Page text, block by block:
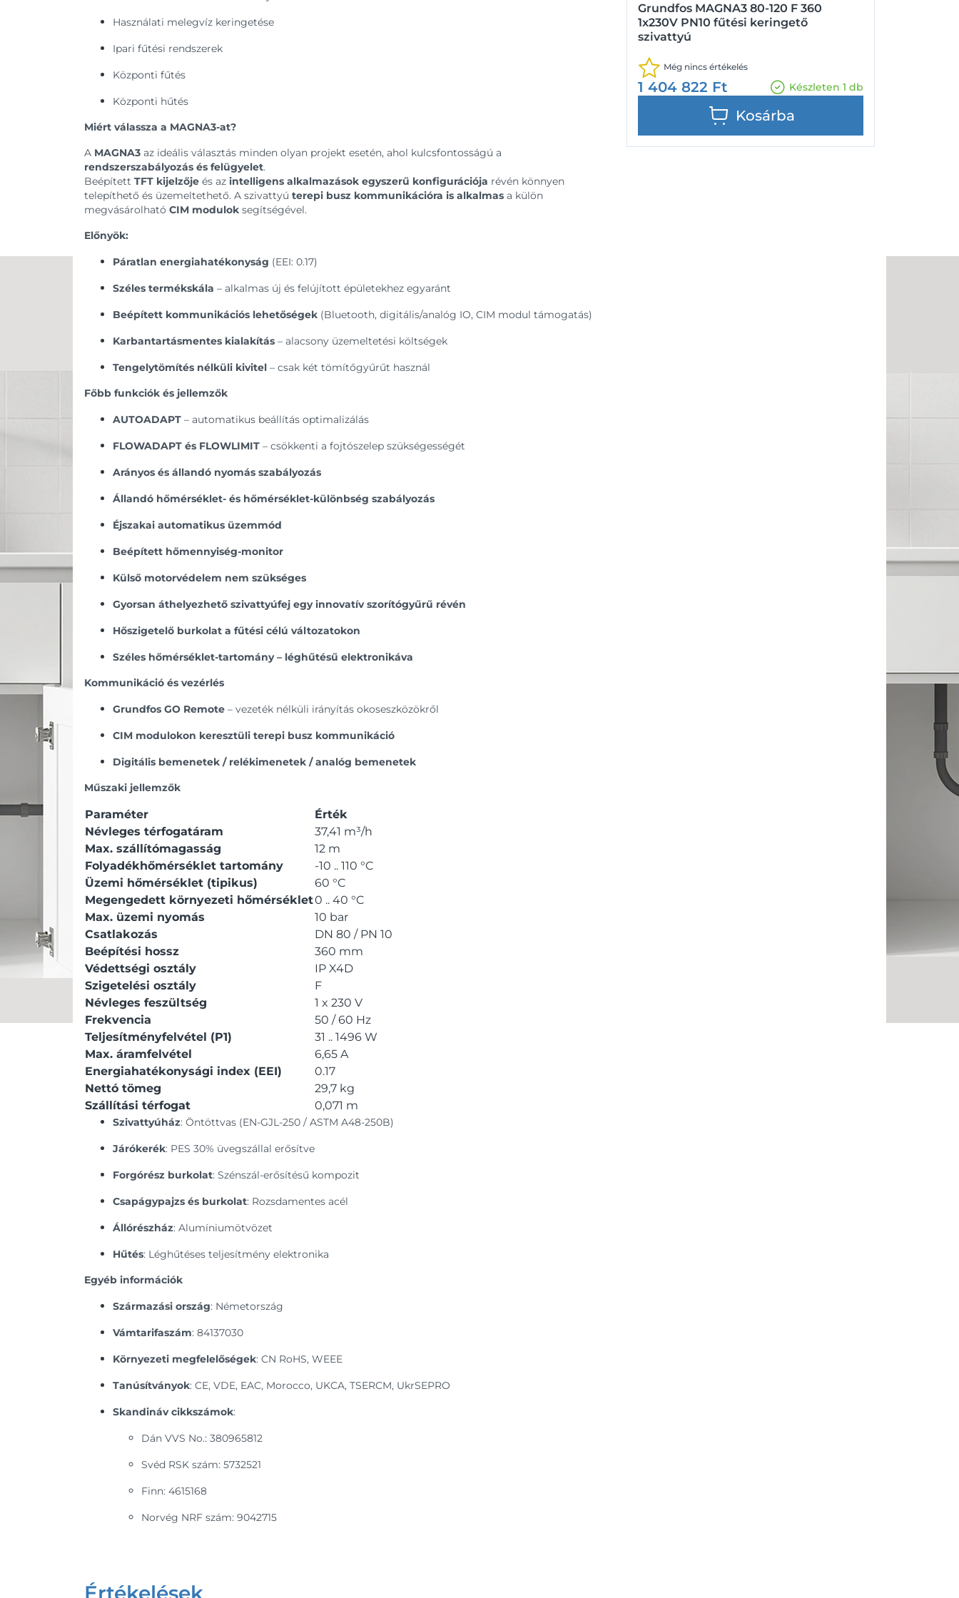
Grundfos MAGNA3 80-120 F 360
1x230V PN10 fűtési keringető
szivattyú
Még nincs értékelés
1 404 822 Ft Készleten 1 db
Kosárba
Használati melegvíz keringetése
Ipari fűtési rendszerek
Központi fűtés
Központi hűtés
Miért válassza a MAGNA3-at?
A MAGNA3 az ideális választás minden olyan projekt esetén, ahol kulcsfontosságú a
rendszerszabályozás és felügyelet.
Beépített TFT kijelzője és az intelligens alkalmazások egyszerű konfigurációja révén könnyen
telepíthető és üzemeltethető. A szivattyú terepi busz kommunikációra is alkalmas a külön
megvásárolható CIM modulok segítségével.
Előnyök:
Páratlan energiahatékonyság (EEI: 0.17)
Széles termékskála – alkalmas új és felújított épületekhez egyaránt
Beépített kommunikációs lehetőségek (Bluetooth, digitális/analóg IO, CIM modul támogatás)
Karbantartásmentes kialakítás – alacsony üzemeltetési költségek
Tengelytömítés nélküli kivitel – csak két tömítőgyűrűt használ
Főbb funkciók és jellemzők
AUTOADAPT – automatikus beállítás optimalizálás
FLOWADAPT és FLOWLIMIT – csökkenti a fojtószelep szükségességét
Arányos és állandó nyomás szabályozás
Állandó hőmérséklet- és hőmérséklet-különbség szabályozás
Éjszakai automatikus üzemmód
Beépített hőmennyiség-monitor
Külső motorvédelem nem szükséges
Gyorsan áthelyezhető szivattyúfej egy innovatív szorítógyűrű révén
Hőszigetelő burkolat a fűtési célú változatokon
Széles hőmérséklet-tartomány – léghűtésű elektronikáva
Kommunikáció és vezérlés
Grundfos GO Remote – vezeték nélküli irányítás okoseszközökről
CIM modulokon keresztüli terepi busz kommunikáció
Digitális bemenetek / relékimenetek / analóg bemenetek
Műszaki jellemzők
Paraméter
Érték
Névleges térfogatáram
37,41 m³/h
Max. szállítómagasság
12 m
Folyadékhőmérséklet tartomány
-10 .. 110 °C
Üzemi hőmérséklet (tipikus)
60 °C
Megengedett környezeti hőmérséklet0 .. 40 °C
Max. üzemi nyomás
10 bar
Csatlakozás
DN 80 / PN 10
Beépítési hossz
360 mm
Védettségi osztály
IP X4D
Szigetelési osztály
F
Névleges feszültség
1 x 230 V
Frekvencia
50 / 60 Hz
Teljesítményfelvétel (P1)
31 .. 1496 W
Max. áramfelvétel
6,65 A
Energiahatékonysági index (EEI)
0.17
Nettó tömeg
29,7 kg
Szállítási térfogat
0,071 m
Szivattyúház: Öntöttvas (EN-GJL-250 / ASTM A48-250B)
Járókerék: PES 30% üvegszállal erősítve
Forgórész burkolat: Szénszál-erősítésű kompozit
Csapágypajzs és burkolat: Rozsdamentes acél
Állórészház: Alumíniumötvözet
Hűtés: Léghűtéses teljesítmény elektronika
Egyéb információk
Származási ország: Németország
Vámtarifaszám: 84137030
Környezeti megfelelőségek: CN RoHS, WEEE
Tanúsítványok: CE, VDE, EAC, Morocco, UKCA, TSERCM, UkrSEPRO
Skandináv cikkszámok:
Dán VVS No.: 380965812
Svéd RSK szám: 5732521
Finn: 4615168
Norvég NRF szám: 9042715